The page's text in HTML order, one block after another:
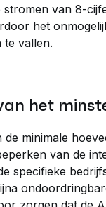
stromen van 8-
het
te vallen.
het
de minimale
van de
specifieke